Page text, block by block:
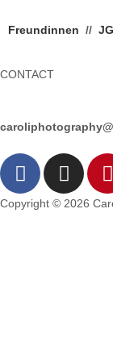
Freundinnen //
CONTACT
Copyright © 2026